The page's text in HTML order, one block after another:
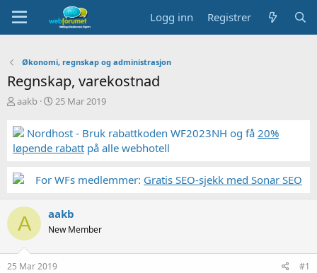
Logg inn Registrer
Økonomi, regnskap og administrasjon
Regnskap, varekostnad
T
å
d
s
a
r
aakb
S
r
t
a
25 Mar 2019
Nordhost - Bruk rabattkoden WF2023NH og få 20%
løpende rabatt på alle webhotell
For WFs medlemmer: Gratis SEO-sjekk med Sonar SEO
A aakb
New Member
25 Mar 2019 #1